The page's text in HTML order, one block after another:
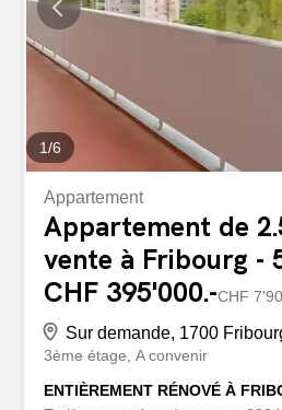
un investissement de qualité, cet
emplacement, confort et
recevoir le dossier complet ou
1/6
Appartement
Appartement de
vente à Fribourg -
CHF 395'000.-CHF
Sur demande, 1700
3ème étage A convenir
ENTIÈREMENT RÉNOVÉ À